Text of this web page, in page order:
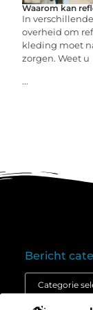
Waarom kan
In
overheid om
kleding moet
zorgen. Weet u
...
Bericht